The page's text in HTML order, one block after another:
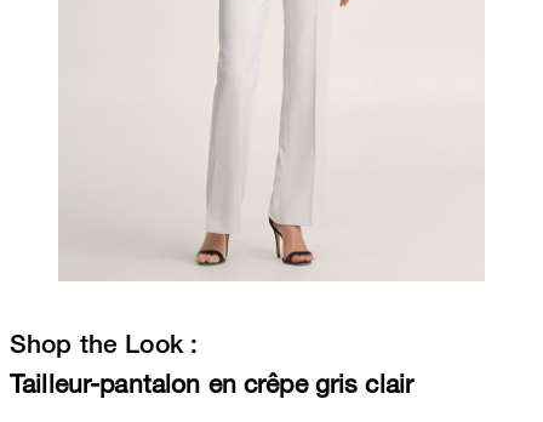
Shop the Look :
Tailleur-pantalon en crêpe gris clair